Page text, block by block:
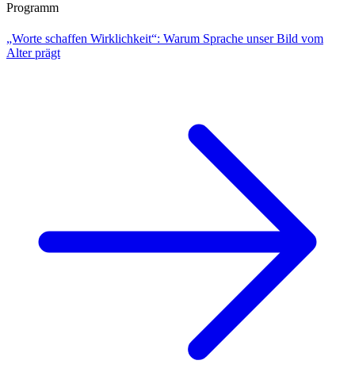
Programm
„Worte schaffen Wirklichkeit“: Warum Sprache unser Bild vom
Alter prägt